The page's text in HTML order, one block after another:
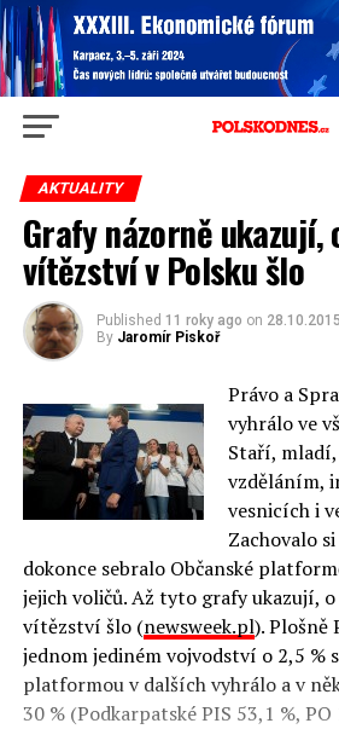
AKTUALITY
Grafy názorně ukazují,
vítězství v Polsku šlo
Published 11 roky ago on 28.10.2015
By Jaromír Piskoř
Právo a
vyhrálo ve
Staří,
vzděláním,
vesnicích i
Zachovalo
dokonce sebralo Občanské
jejich voličů. Až tyto grafy ukazují, o
vítězství šlo (newsweek.pl). Plošně
jednom jediném vojvodství o 2,5 %
platformou v dalších vyhrálo a v
30 % (Podkarpatské PIS 53,1 %,